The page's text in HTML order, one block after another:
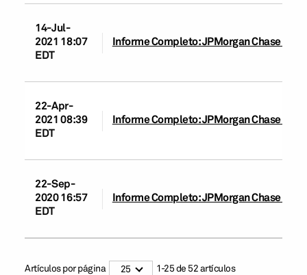
14-Jul-
2021 18:07
EDT
Informe Completo: JPMorgan Chase
22-Apr-
2021 08:39
EDT
Informe Completo: JPMorgan Chase
22-Sep-
2020 16:57
EDT
Informe Completo: JPMorgan Chase
Artículos por página 25 1-25de 52artículos